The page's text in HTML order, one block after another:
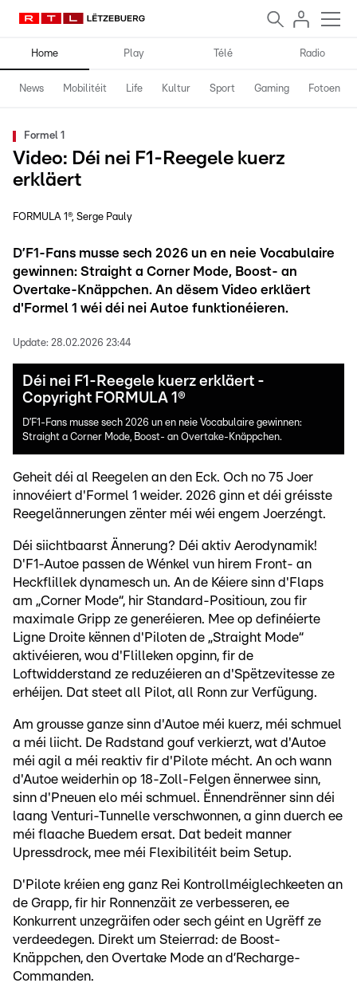
Home Play Télé Radio
News Mobilitéit Life Kultur Sport Gaming Fotoen
Formel 1
Video: Déi nei F1-Reegele kuerz
erkläert
FORMULA 1® Serge Pauly
D’F1-Fans musse sech 2026 un en neie Vocabulaire
gewinnen: Straight a Corner Mode, Boost- an
Overtake-Knäppchen. An dësem Video erkläert
d'Formel 1 wéi déi nei Autoe funktionéieren.
Update: 28.02.2026 23:44
Déi nei F1-Reegele kuerz erkläert -
Copyright FORMULA 1®
D’F1-Fans musse sech 2026 un en neie Vocabulaire gewinnen:
Straight a Corner Mode, Boost- an Overtake-Knäppchen.
Geheit déi al Reegelen an den Eck. Och no 75 Joer
innovéiert d'Formel 1 weider. 2026 ginn et déi gréisste
Reegelännerungen zënter méi wéi engem Joerzéngt.
Déi siichtbaarst Ännerung? Déi aktiv Aerodynamik!
D'F1-Autoe passen de Wénkel vun hirem Front- an
Heckflillek dynamesch un. An de Kéiere sinn d'Flaps
am „Corner Mode“, hir Standard-Positioun, zou fir
maximale Gripp ze generéieren. Mee op definéierte
Ligne Droite kënnen d'Piloten de „Straight Mode“
aktivéieren, wou d'Flilleken opginn, fir de
Loftwidderstand ze reduzéieren an d'Spëtzevitesse ze
erhéijen. Dat steet all Pilot, all Ronn zur Verfügung.
Am grousse ganze sinn d'Autoe méi kuerz, méi schmuel
a méi liicht. De Radstand gouf verkierzt, wat d'Autoe
méi agil a méi reaktiv fir d'Pilote mécht. An och wann
d'Autoe weiderhin op 18-Zoll-Felgen ënnerwee sinn,
sinn d'Pneuen elo méi schmuel. Ënnendrënner sinn déi
laang Venturi-Tunnelle verschwonnen, a ginn duerch ee
méi flaache Buedem ersat. Dat bedeit manner
Upressdrock, mee méi Flexibilitéit beim Setup.
D'Pilote kréien eng ganz Rei Kontrollméiglechkeeten an
de Grapp, fir hir Ronnenzäit ze verbesseren, ee
Konkurrent unzegräifen oder sech géint en Ugrëff ze
verdeedegen. Direkt um Steierrad: de Boost-
Knäppchen, den Overtake Mode an d’Recharge-
Commanden.